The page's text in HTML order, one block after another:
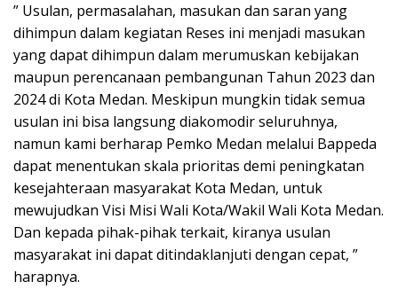
” Usulan, permasalahan, masukan dan saran yang
dihimpun dalam kegiatan Reses ini menjadi masukan
yang dapat dihimpun dalam merumuskan kebijakan
maupun perencanaan pembangunan Tahun 2023 dan
2024 di Kota Medan. Meskipun mungkin tidak semua
usulan ini bisa langsung diakomodir seluruhnya,
namun kami berharap Pemko Medan melalui Bappeda
dapat menentukan skala prioritas demi peningkatan
kesejahteraan masyarakat Kota Medan, untuk
mewujudkan Visi Misi Wali Kota/Wakil Wali Kota Medan.
Dan kepada pihak-pihak terkait, kiranya usulan
masyarakat ini dapat ditindaklanjuti dengan cepat, ”
harapnya.